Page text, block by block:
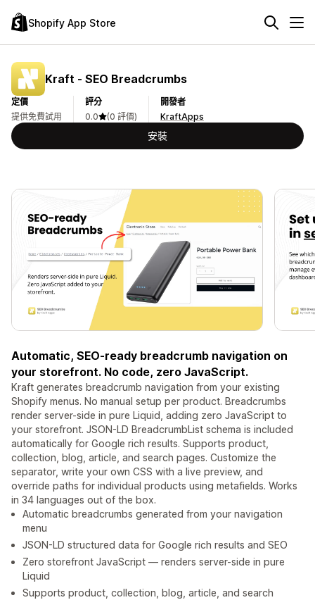
Shopify App Store
Kraft ‑ SEO Breadcrumbs
定價
提供免費試用
評分
0.0
(0 評價)
開發者
KraftApps
安裝
Automatic, SEO-ready breadcrumb navigation on
your storefront. No code, zero JavaScript.
Kraft generates breadcrumb navigation from your existing
Shopify menus. No manual setup per product. Breadcrumbs
render server-side in pure Liquid, adding zero JavaScript to
your storefront. JSON-LD BreadcrumbList schema is included
automatically for Google rich results. Supports product,
collection, blog, article, and search pages. Customize the
separator, write your own CSS with a live preview, and
override paths for individual products using metafields. Works
in 34 languages out of the box.
Automatic breadcrumbs generated from your navigation
menu
JSON-LD structured data for Google rich results and SEO
Zero storefront JavaScript — renders server-side in pure
Liquid
Supports product, collection, blog, article, and search